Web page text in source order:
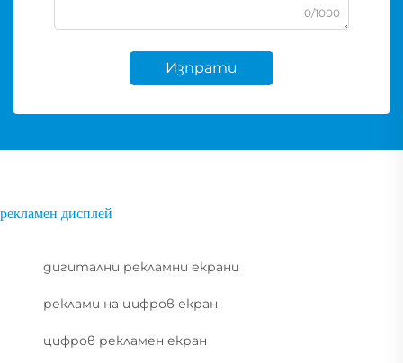
0/1000
Изпрати
рекламен дисплей
дигитални рекламни екрани
реклами на цифров екран
цифров рекламен екран